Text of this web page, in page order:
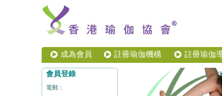
成為會員 註冊瑜伽機構 註冊瑜伽